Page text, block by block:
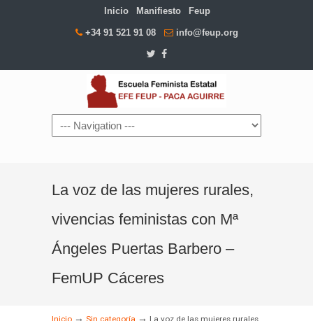
Inicio Manifiesto Feup
+34 91 521 91 08 info@feup.org
Navigation
La voz de las mujeres rurales,
vivencias feministas con Mª
Ángeles Puertas Barbero –
FemUP Cáceres
Inicio → Sin categoría → La voz de las mujeres rurales,